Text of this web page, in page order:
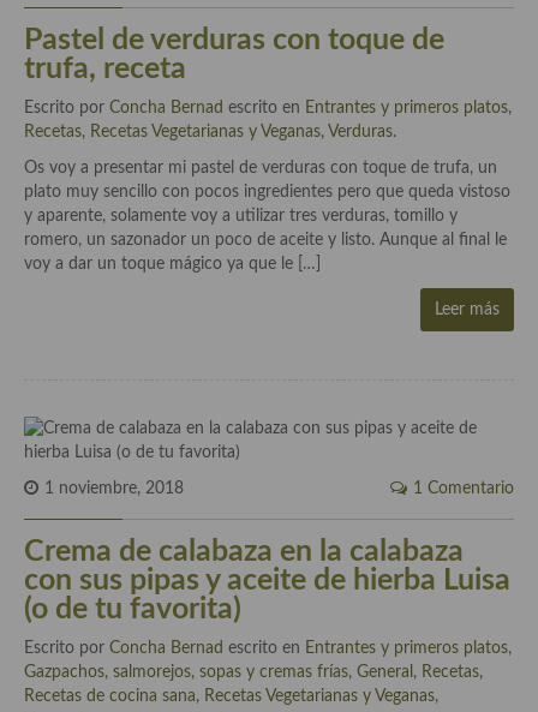
Legumbres y cereales
Cuscús
Huevos
Masas elaboradas con harina, pizzas, quiches y demás
Plato principal
Aves
Postres con frutas
Salazones y encurtidos
Recetas Especiales
Recetas de Cuaresma
Recetas maridadas con los mejores AOVES
Pastel de verduras con toque de
trufa, receta
Escrito por Concha Bernad escrito en Entrantes y primeros platos,
Recetas, Recetas Vegetarianas y Veganas, Verduras.
Os voy a presentar mi pastel de verduras con toque de trufa, un
plato muy sencillo con pocos ingredientes pero que queda vistoso
y aparente, solamente voy a utilizar tres verduras, tomillo y
romero, un sazonador un poco de aceite y listo. Aunque al final le
voy a dar un toque mágico ya que le […]
Leer más
1 noviembre, 2018 1 Comentario
Crema de calabaza en la calabaza
con sus pipas y aceite de hierba Luisa
(o de tu favorita)
Escrito por Concha Bernad escrito en Entrantes y primeros platos,
Gazpachos, salmorejos, sopas y cremas frías, General , Recetas,
Recetas de cocina sana, Recetas Vegetarianas y Veganas,